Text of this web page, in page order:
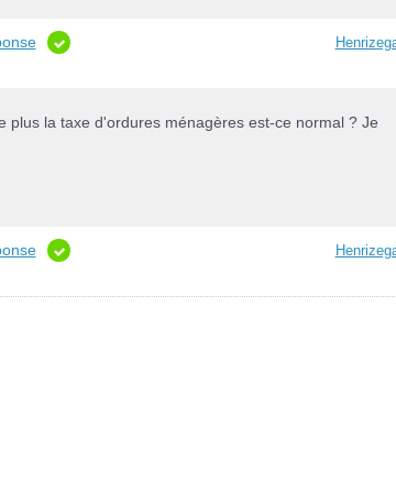
la taxe d'ordures ménagères est-ce normal ? Je